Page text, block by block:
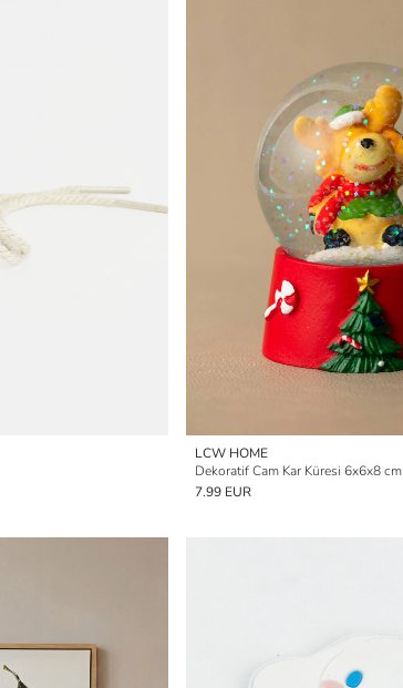
LCW HOME
Dekoratif Cam Kar Küresi 6x6x8 cm
7.99 EUR